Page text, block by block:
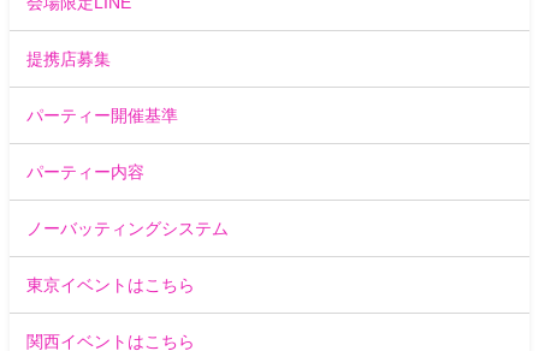
提携店募集
パーティー開催基準
パーティー内容
ノーバッティングシステム
東京イベントはこちら
関西イベントはこちら